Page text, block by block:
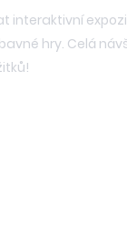
interaktivní
hry. Celá